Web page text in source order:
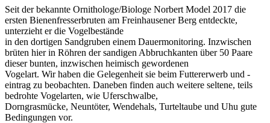
Seit der bekannte Ornithologe/Biologe Norbert Model 2017 die
ersten Bienenfresserbruten am Freinhausener Berg entdeckte,
unterzieht er die Vogelbestände
in den dortigen Sandgruben einem Dauermonitoring. Inzwischen
brüten hier in Röhren der sandigen Abbruchkanten über 50 Paare
dieser bunten, inzwischen heimisch gewordenen
Vogelart. Wir haben die Gelegenheit sie beim Futtererwerb und -
eintrag zu beobachten. Daneben finden auch weitere seltene, teils
bedrohte Vogelarten, wie Uferschwalbe,
Dorngrasmücke, Neuntöter, Wendehals, Turteltaube und Uhu gute
Bedingungen vor.